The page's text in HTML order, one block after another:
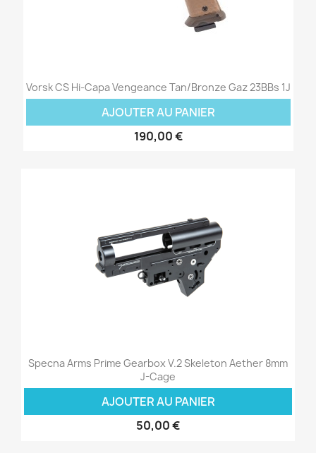
Vorsk CS Hi-Capa Vengeance Tan/Bronze Gaz 23BBs 1J
AJOUTER AU PANIER
190,00 €
Specna Arms Prime Gearbox V.2 Skeleton Aether 8mm
J-Cage
AJOUTER AU PANIER
50,00 €